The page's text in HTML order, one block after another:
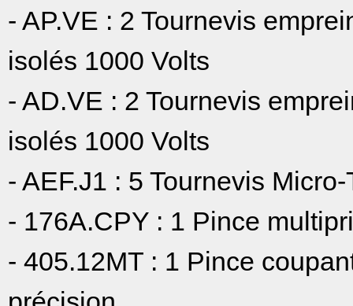
- AP.VE : 2 Tournevis
isolés 1000 Volts
- AD.VE : 2 Tournevis
isolés 1000 Volts
- AEF.J1 : 5 Tournevis
- 176A.CPY : 1 Pince
- 405.12MT : 1 Pince